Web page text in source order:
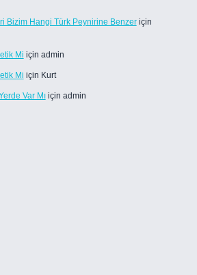
Bizim Hangi Türk Peynirine Benzeriçin
Mi için admin
Mi için Kurt
Var Mıiçin admin